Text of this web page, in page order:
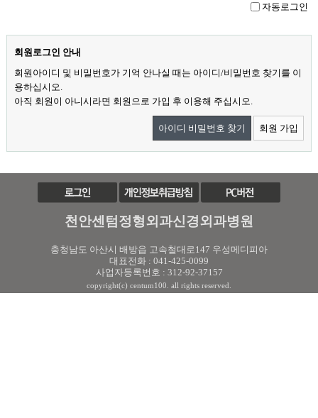
자동로그인
회원로그인 안내
회원아이디 및 비밀번호가 기억 안나실 때는 아이디/비밀번호 찾기를 이
용하십시오.
아직 회원이 아니시라면 회원으로 가입 후 이용해 주십시오.
아이디 비밀번호 찾기 회원 가입
천안센텀정형외과신경외과병원
충청남도 아산시 배방읍 고속철대로147 우성메디피아
대표전화 : 041-425-0099
사업자등록번호 : 312-92-37157
copyright(c) centum100. all rights reserved.